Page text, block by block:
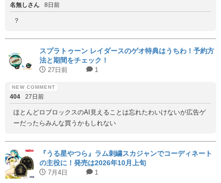
名無しさん 8日前
？
スプラトゥーン レイダースのゲオ特典はうちわ！予約方
法と期間をチェック！
27日前 1
404 27日前
ほとんどロブロックスのAI見えることは忘れたわいけないが広告ゲ
ーだったらみんな買うかもしれない
『うる星やつら』ラム刺繍スカジャンでコーディネート
の主役に！発売は2026年10月上旬
7月4日 1